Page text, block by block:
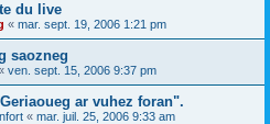
du live
« mar. sept. 19, 2006 1:21 pm
saozneg
ven. sept. 15, 2006 9:37 pm
ar vuhez foran".
« mar. juil. 25, 2006 9:33 am